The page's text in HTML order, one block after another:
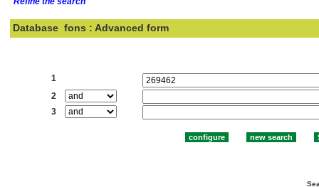
Database fons : Advanced form
1
2
3